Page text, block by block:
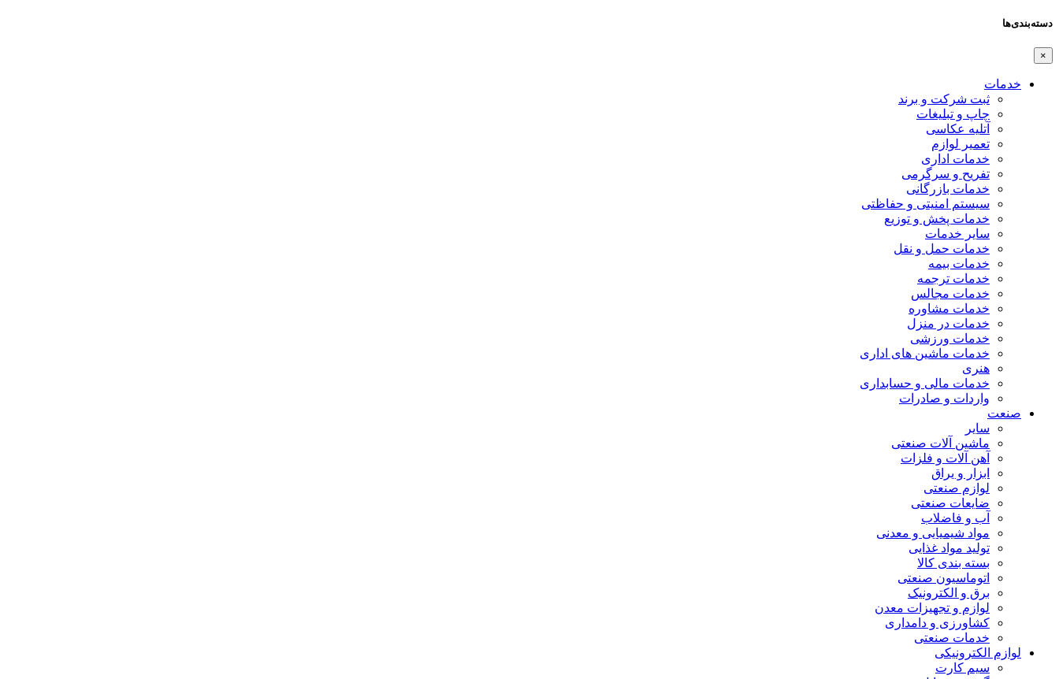
دسته‌بندی‌ها
×
خدمات
ثبت شرکت و برند
چاپ و تبلیغات
آتلیه عکاسی
تعمیر لوازم
خدمات اداری
تفریح و سرگرمی
خدمات بازرگانی
سیستم امنیتی و حفاظتی
خدمات پخش و توزیع
سایر خدمات
خدمات حمل و نقل
خدمات بیمه
خدمات ترجمه
خدمات مجالس
خدمات مشاوره
خدمات در منزل
خدمات ورزشی
خدمات ماشین های اداری
هنری
خدمات مالی و حسابداری
واردات و صادرات
صنعت
سایر
ماشین آلات صنعتی
آهن آلات و فلزات
ابزار و یراق
لوازم صنعتی
ضایعات صنعتی
آب و فاضلاب
مواد شیمیایی و معدنی
تولید مواد غذایی
بسته بندی کالا
اتوماسیون صنعتی
برق و الکترونیک
لوازم و تجهیزات معدن
کشاورزی و دامداری
خدمات صنعتی
لوازم الکترونیکی
سیم کارت